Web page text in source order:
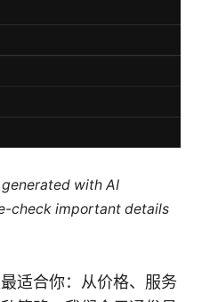
with AI
check important details
适合你：从价格、服务